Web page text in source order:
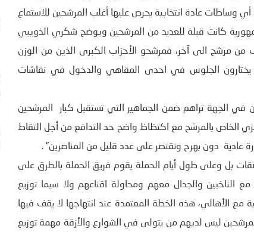
وساطات عادة انتخابية يحرص عليها أغلب المرشحين للاستماع
كانت قبلة للعديد من المرشحين ويوضح شكري الذويبي
من مرشح الى آخر، فمرشحو الأحزاب الكبرى الذين من الوزن
يختارون الجلوس في احدى المقاهي والدخول في نقاشات
في الجهة تراهم ضمن الجماهير التي تستقبل كبار المرشحين
الخاص بالمرشح مع اكتظاظ واضح حد التدافع من أجل التقاط
عادية دون بهرج وتقتصر على عدد قليل من المناصرين” .
بل وعلى طول أيام الحملة يقوم فريق الحملة بالطرق على
الناخبين والجدال معهم ومحاولة اقناعهم ولا سيما توزيع
مع الأهالي، هذه الخطة المعتمدة عند انتهاجها لا يقف فيها
ليس لديهم من يتولى في الشوارع والأزقة مهمة توزيع